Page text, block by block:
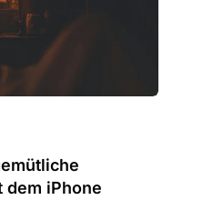
dem iPhone